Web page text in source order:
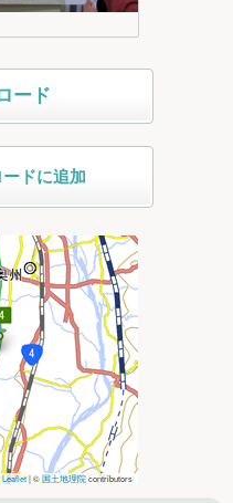
ード
ドに追加
Leaflet|©国土地理院contributors